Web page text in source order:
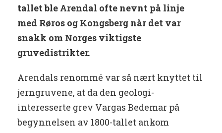
tallet ble Arendal ofte nevnt på linje
med Røros og Kongsberg når det var
snakk om Norges viktigste
gruvedistrikter.
Arendals renommé var så nært knyttet til
jerngruvene, at da den geologi-
interesserte grev Vargas Bedemar på
begynnelsen av 1800-tallet ankom